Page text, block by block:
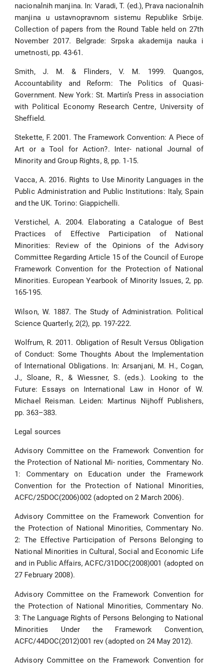
nacionalnih manjina. In: Varadi, T. (ed.), Prava nacionalnih
manjina u ustavnopravnom sistemu Republike Srbije.
Collection of papers from the Round Table held on 27th
November 2017. Belgrade: Srpska akademija nauka i
umetnosti, pp. 43-61.
Smith, J. M. & Flinders, V. M. 1999. Quangos,
Accountability and Reform: The Politics of Quasi-
Government. New York: St. Martin’s Press in association
with Political Economy Research Centre, University of
Sheffield.
Stekette, F. 2001. The Framework Convention: A Piece of
Art or a Tool for Action?. Inter- national Journal of
Minority and Group Rights, 8, pp. 1-15.
Vacca, A. 2016. Rights to Use Minority Languages in the
Public Administration and Public Institutions: Italy, Spain
and the UK. Torino: Giappichelli.
Verstichel, A. 2004. Elaborating a Catalogue of Best
Practices of Effective Participation of National
Minorities: Review of the Opinions of the Advisory
Committee Regarding Article 15 of the Council of Europe
Framework Convention for the Protection of National
Minorities. European Yearbook of Minority Issues, 2, pp.
165-195.
Wilson, W. 1887. The Study of Administration. Political
Science Quarterly, 2(2), pp. 197-222.
Wolfrum, R. 2011. Obligation of Result Versus Obligation
of Conduct: Some Thoughts About the Implementation
of International Obligations. In: Arsanjani, M. H., Cogan,
J., Sloane, R., & Wiessner, S. (eds.). Looking to the
Future: Essays on International Law in Honor of W.
Michael Reisman. Leiden: Martinus Nijhoff Publishers,
pp. 363–383.
Legal sources
Advisory Committee on the Framework Convention for
the Protection of National Mi- norities, Commentary No.
1: Commentary on Education under the Framework
Convention for the Protection of National Minorities,
ACFC/25DOC(2006)002 (adopted on 2 March 2006).
Advisory Committee on the Framework Convention for
the Protection of National Minorities, Commentary No.
2: The Effective Participation of Persons Belonging to
National Minorities in Cultural, Social and Economic Life
and in Public Affairs, ACFC/31DOC(2008)001 (adopted on
27 February 2008).
Advisory Committee on the Framework Convention for
the Protection of National Minorities, Commentary No.
3: The Language Rights of Persons Belonging to National
Minorities Under the Framework Convention,
ACFC/44DOC(2012)001 rev (adopted on 24 May 2012).
Advisory Committee on the Framework Convention for